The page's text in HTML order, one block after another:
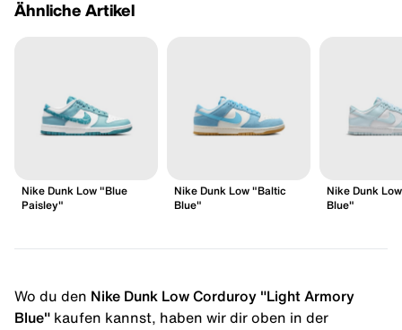
Ähnliche Artikel
Nike Dunk Low "Blue
Paisley"
Nike Dunk Low "Baltic
Blue"
Nike Dunk
Blue"
Wo du den Nike Dunk Low Corduroy "Light Armory
Blue" kaufen kannst, haben wir dir oben in der